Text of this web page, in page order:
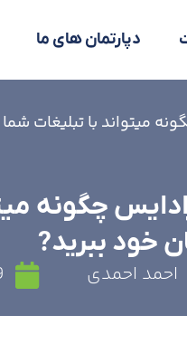
دپارتمان های ما
میتواند با تبلیغات
چگونه
خود ببرید?
احمد احمدی